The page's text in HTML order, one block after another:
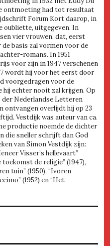
ontmoeting had tot resultaat
Forum Kort daarop, in
oubliette, uitgegeven. In
vier vrouwen, dat, eerst
basis zal vormen voor de
romans. In 1951
voor zijn in 1947 verschenen
wordt hij voor het eerst door
voorgedragen voor de
echter nooit zal krijgen. Op
der Nederlandse Letteren
ontvangen overlijdt hij op 23
Vestdijk was auteur van ca.
productie noemde de dichter
die sneller schrijft dan God
van Simon Vestdijk zijn:
Visser’s hellevaart”
toekomst de religie” (1947),
tuin” (1950), “Ivoren
(1952) en “Het